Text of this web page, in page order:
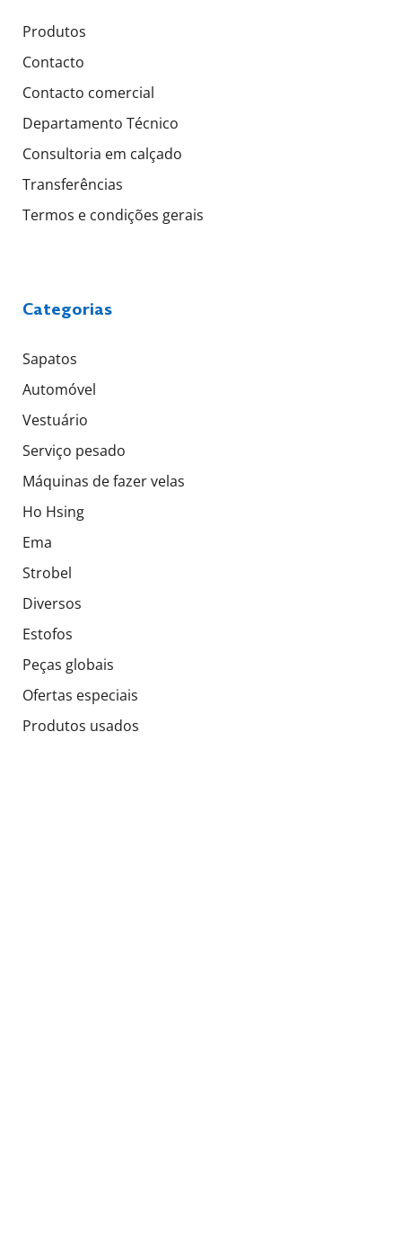
Produtos
Contacto
Contacto comercial
Departamento Técnico
Consultoria em calçado
Transferências
Termos e condições gerais
Categorias
Sapatos
Automóvel
Vestuário
Serviço pesado
Máquinas de fazer velas
Ho Hsing
Ema
Strobel
Diversos
Estofos
Peças globais
Ofertas especiais
Produtos usados